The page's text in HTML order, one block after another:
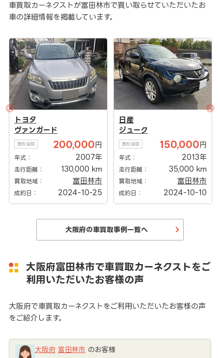
車買取カーネクストが富田林市で買い取らせていただいたお
車の詳細情報を掲載しています。
日産
ジューク
買取金額 150,000 円
年式： 2013年
走行距離： 35,000 km
買取地域： 富田林市
成約日： 2024-10-10
トヨタ
ヴィッツ
買取金額 160,000 円
年式： 2016年
走行距離： 28,900 km
買取地域： 富田林市
成約日： 2025-07-22
大阪府の車買取事例一覧へ
大阪府富田林市で車買取カーネクストをご
利用いただいたお客様の声
大阪府で車買取カーネクストをご利用いただいたお客様の声
をご紹介します。
大阪府 富田林市 のお客様